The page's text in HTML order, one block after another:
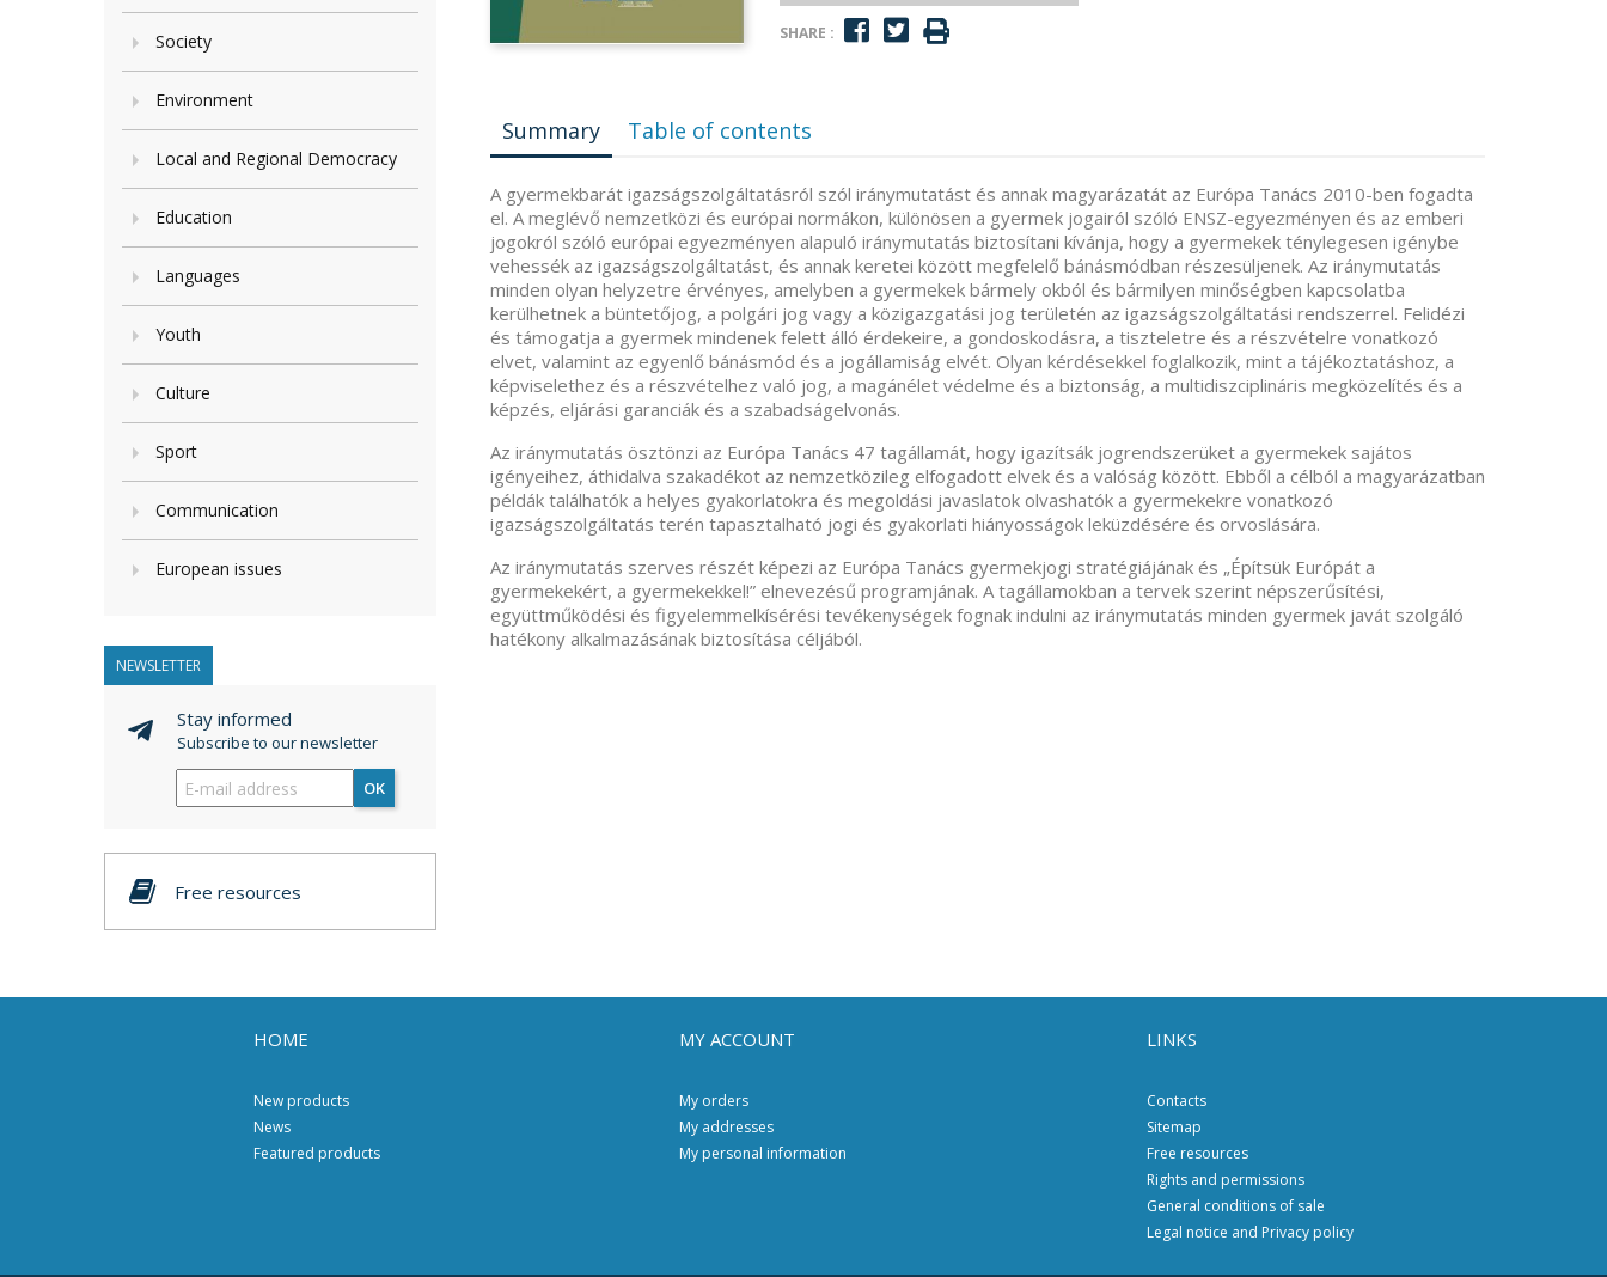
Society
Environment
Local and Regional Democracy
Education
Languages
Youth
Culture
Sport
Communication
European issues
NEWSLETTER
Stay informed
Subscribe to our newsletter
OK
Free resources
SHARE :
Summary Table of contents
A gyermekbarát igazságszolgáltatásról szól iránymutatást és annak magyarázatát az Európa Tanács 2010-ben fogadta
el. A meglévő nemzetközi és európai normákon, különösen a gyermek jogairól szóló ENSZ-egyezményen és az emberi
jogokról szóló európai egyezményen alapuló iránymutatás biztosítani kívánja, hogy a gyermekek ténylegesen igénybe
vehessék az igazságszolgáltatást, és annak keretei között megfelelő bánásmódban részesüljenek. Az iránymutatás
minden olyan helyzetre érvényes, amelyben a gyermekek bármely okból és bármilyen minőségben kapcsolatba
kerülhetnek a büntetőjog, a polgári jog vagy a közigazgatási jog területén az igazságszolgáltatási rendszerrel. Felidézi
és támogatja a gyermek mindenek felett álló érdekeire, a gondoskodásra, a tiszteletre és a részvételre vonatkozó
elvet, valamint az egyenlő bánásmód és a jogállamiság elvét. Olyan kérdésekkel foglalkozik, mint a tájékoztatáshoz, a
képviselethez és a részvételhez való jog, a magánélet védelme és a biztonság, a multidiszciplináris megközelítés és a
képzés, eljárási garanciák és a szabadságelvonás.
Az iránymutatás ösztönzi az Európa Tanács 47 tagállamát, hogy igazítsák jogrendszerüket a gyermekek sajátos
igényeihez, áthidalva szakadékot az nemzetközileg elfogadott elvek és a valóság között. Ebből a célból a magyarázatban
példák találhatók a helyes gyakorlatokra és megoldási javaslatok olvashatók a gyermekekre vonatkozó
igazságszolgáltatás terén tapasztalható jogi és gyakorlati hiányosságok leküzdésére és orvoslására.
Az iránymutatás szerves részét képezi az Európa Tanács gyermekjogi stratégiájának és „Építsük Európát a
gyermekekért, a gyermekekkel!” elnevezésű programjának. A tagállamokban a tervek szerint népszerűsítési,
együttműködési és figyelemmelkísérési tevékenységek fognak indulni az iránymutatás minden gyermek javát szolgáló
hatékony alkalmazásának biztosítása céljából.
HOME
New products
News
Featured products
MY ACCOUNT
My orders
My addresses
My personal information
LINKS
Contacts
Sitemap
Free resources
Rights and permissions
General conditions of sale
Legal notice and Privacy policy